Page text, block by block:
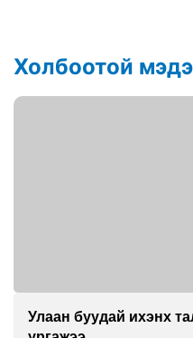
Холбоотой
Улаан буудай ихэнх